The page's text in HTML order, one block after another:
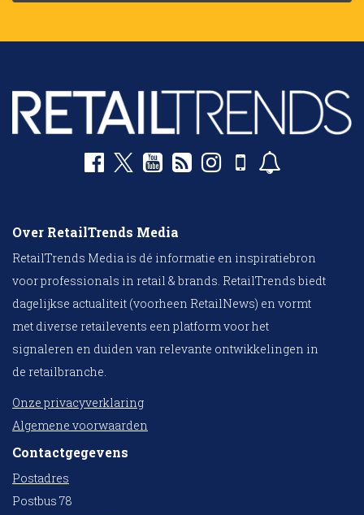
Over RetailTrends Media
RetailTrends Media is dé informatie en inspiratiebron
voor professionals in retail & brands. RetailTrends biedt
dagelijkse actualiteit (voorheen RetailNews) en vormt
met diverse retailevents een platform voor het
signaleren en duiden van relevante ontwikkelingen in
de retailbranche.
Onze privacyverklaring
Algemene voorwaarden
Contactgegevens
Postadres
Postbus 78